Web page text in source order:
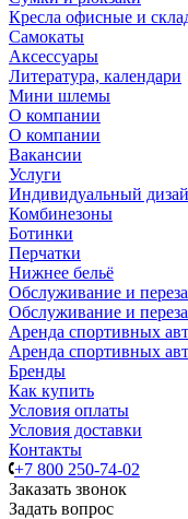
Кресла офисные и
Самокаты
Аксессуары
Литература, календари
Мини шлемы
О компании
О компании
Вакансии
Услуги
Индивидуальный
Комбинезоны
Ботинки
Перчатки
Нижнее бельё
Обслуживание и
Обслуживание и
Аренда спортивных
Аренда спортивных
Бренды
Как купить
Условия оплаты
Условия доставки
Контакты
+7 800 250-74-02
Заказать звонок
Задать вопрос